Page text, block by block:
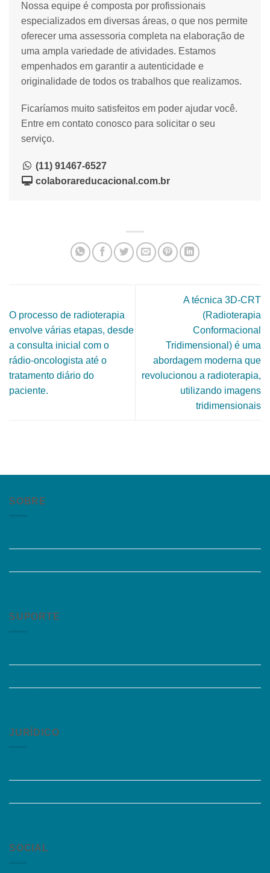
Nossa equipe é composta por profissionais
especializados em diversas áreas, o que nos permite
oferecer uma assessoria completa na elaboração de
uma ampla variedade de atividades. Estamos
empenhados em garantir a autenticidade e
originalidade de todos os trabalhos que realizamos.
Ficaríamos muito satisfeitos em poder ajudar você.
Entre em contato conosco para solicitar o seu
serviço.
(11) 91467-6527
colaborareducacional.com.br
O processo de radioterapia
envolve várias etapas, desde
a consulta inicial com o
rádio-oncologista até o
tratamento diário do
paciente.
A técnica 3D-CRT
(Radioterapia
Conformacional
Tridimensional) é uma
abordagem moderna que
revolucionou a radioterapia,
utilizando imagens
tridimensionais
SOBRE
SUPORTE
JURÍDICO
SOCIAL